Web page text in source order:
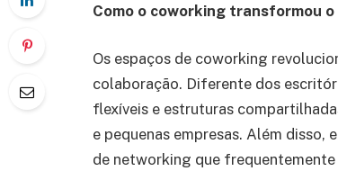
Como o coworking transformou
Os espaços de coworking
colaboração. Diferente dos
flexíveis e estruturas
e pequenas empresas. Além
de networking que